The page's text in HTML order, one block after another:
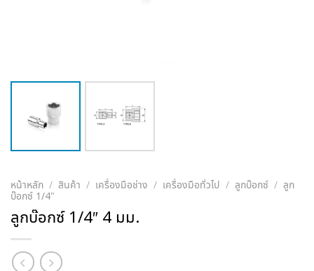
หน้าหลัก / สินค้า / เครื่องมือช่าง / เครื่องมือทั่วไป / ลูกบ๊อกซ์ / ลูก
บ๊อกซ์ 1/4"
ลูกบ๊อกซ์ 1/4″ 4 มม.